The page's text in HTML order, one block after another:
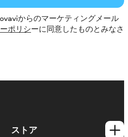
からのマーケティングメール
ポリシーに同意したものとみなさ
ストア